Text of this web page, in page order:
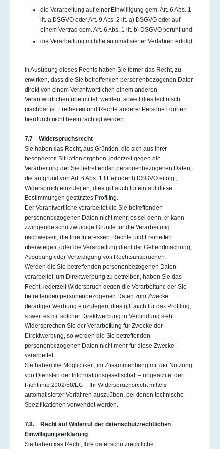
die Verarbeitung auf einer Einwilligung gem. Art. 6 Abs. 1
lit. a DSGVO oder Art. 9 Abs. 2 lit. a) DSGVO oder auf
einem Vertrag gem. Art. 6 Abs. 1 lit. b) DSGVO beruht und
die Verarbeitung mithilfe automatisierter Verfahren erfolgt.
In Ausübung dieses Rechts haben Sie ferner das Recht, zu
erwirken, dass die Sie betreffenden personenbezogenen Daten
direkt von einem Verantwortlichen einem anderen
Verantwortlichen übermittelt werden, soweit dies technisch
machbar ist. Freiheiten und Rechte anderer Personen dürfen
hierdurch nicht beeinträchtigt werden.
7.7 Widerspruchsrecht
Sie haben das Recht, aus Gründen, die sich aus ihrer
besonderen Situation ergeben, jederzeit gegen die
Verarbeitung der Sie betreffenden personenbezogenen Daten,
die aufgrund von Art. 6 Abs. 1 lit. e) oder f) DSGVO erfolgt,
Widerspruch einzulegen; dies gilt auch für ein auf diese
Bestimmungen gestütztes Profiling.
Der Verantwortliche verarbeitet die Sie betreffenden
personenbezogenen Daten nicht mehr, es sei denn, er kann
zwingende schutzwürdige Gründe für die Verarbeitung
nachweisen, die Ihre Interessen, Rechte und Freiheiten
überwiegen, oder die Verarbeitung dient der Geltendmachung,
Ausübung oder Verteidigung von Rechtsansprüchen.
Werden die Sie betreffenden personenbezogenen Daten
verarbeitet, um Direktwerbung zu betreiben, haben Sie das
Recht, jederzeit Widerspruch gegen die Verarbeitung der Sie
betreffenden personenbezogenen Daten zum Zwecke
derartiger Werbung einzulegen; dies gilt auch für das Profiling,
soweit es mit solcher Direktwerbung in Verbindung steht.
Widersprechen Sie der Verarbeitung für Zwecke der
Direktwerbung, so werden die Sie betreffenden
personenbezogenen Daten nicht mehr für diese Zwecke
verarbeitet.
Sie haben die Möglichkeit, im Zusammenhang mit der Nutzung
von Diensten der Informationsgesellschaft – ungeachtet der
Richtlinie 2002/58/EG – Ihr Widerspruchsrecht mittels
automatisierter Verfahren auszuüben, bei denen technische
Spezifikationen verwendet werden.
7.8. Recht auf Widerruf der datenschutzrechtlichen
Einwilligungserklärung
Sie haben das Recht, Ihre datenschutzrechtliche